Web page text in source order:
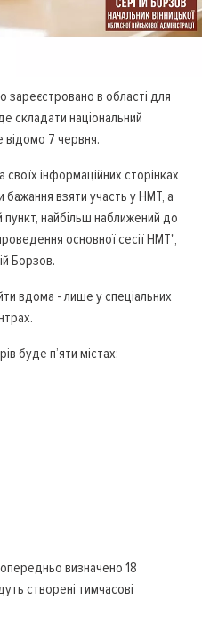
зареєстровано в області для
складати національний
7 червня.
інформаційних сторінках
бажання взяти участь у НМТ, а
найбільш наближений до
основної сесії НМТ",
Борзов.
вдома - лише у спеціальних
буде п’яти містах:
визначено 18
створені тимчасові